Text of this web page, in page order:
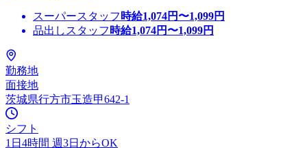
スーパースタッフ 時給1,074円〜1,099円
品出しスタッフ 時給1,074円〜1,099円
勤務地
面接地
茨城県行方市玉造甲642-1
シフト
1日4時間 週3日からOK